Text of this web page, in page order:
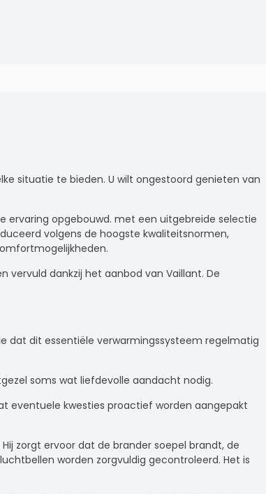
situatie te bieden. U wilt ongestoord genieten van
ervaring opgebouwd. met een uitgebreide selectie
volgens de hoogste kwaliteitsnormen,
dankzij het aanbod van Vaillant. De
dat dit essentiële verwarmingssysteem regelmatig
soms wat liefdevolle aandacht nodig.
eventuele kwesties proactief worden aangepakt
zorgt ervoor dat de brander soepel brandt, de
worden zorgvuldig gecontroleerd. Het is